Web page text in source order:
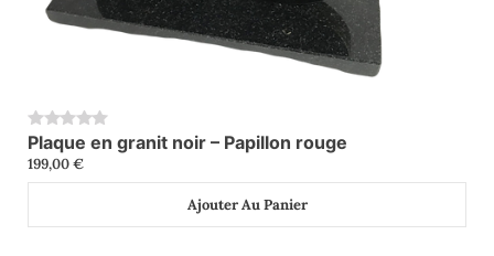
0
Plaque en granit noir – Papillon rouge
199,00€
Ajouter Au Panier